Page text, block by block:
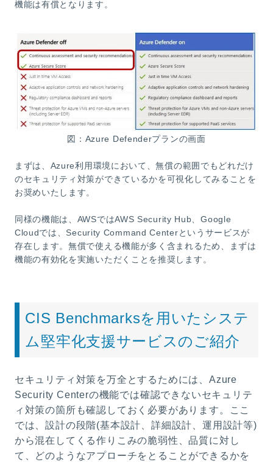
機能は有償となります。
図：Azure Defenderプランの画面
まずは、Azure利用環境において、無償の範囲でもどれだけ
のセキュリティ対策ができているかを可視化してみることを
お奨めいたします。
同様の機能は、AWSではAWS Security Hub、Google
Cloudでは、Security Command Centerというサービスが
存在します。無償で使える機能が多く含まれるため、まずは
機能の有効化を実施いただくことを推奨します。
CIS Benchmarksを用いたシステ
ム堅牢化支援サービスのご紹介
セキュリティ対策を万全とするためには、Azure
Security Centerの機能では確認できないセキュリテ
ィ対策の箇所も確認しておく必要があります。ここ
では、設計の段階(基本設計、詳細設計、運用設計等)
から混在してくる作りこみの脆弱性、品質に対し
て、どのようなアプローチをとることができるかを